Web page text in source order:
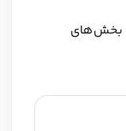
بخش‌های